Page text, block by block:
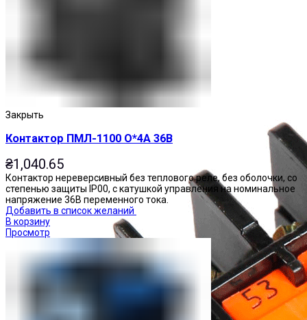
Закрыть
Контактор ПМЛ-1100 О*4А 36В
₴1,040.65
Контактор нереверсивный без теплового реле, без оболочки, со
степенью защиты IP00, с катушкой управления на номинальное
напряжение 36В переменного тока.
Добавить в список желаний
В корзину
Просмотр